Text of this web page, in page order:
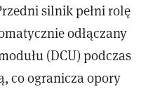
silnik pełni rolę
odłączany
(DCU) podczas
co ogranicza opory